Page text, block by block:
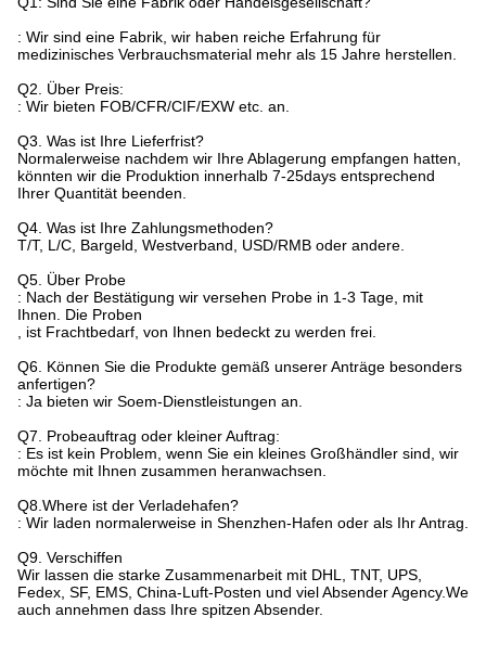
: Wir sind eine Fabrik, wir haben reiche Erfahrung für
medizinisches Verbrauchsmaterial mehr als 15 Jahre herstellen.
Q2. Über Preis:
: Wir bieten FOB/CFR/CIF/EXW etc. an.
Q3. Was ist Ihre Lieferfrist?
Normalerweise nachdem wir Ihre Ablagerung empfangen hatten,
könnten wir die Produktion innerhalb 7-25days entsprechend
Ihrer Quantität beenden.
Q4. Was ist Ihre Zahlungsmethoden?
T/T, L/C, Bargeld, Westverband, USD/RMB oder andere.
Q5. Über Probe
: Nach der Bestätigung wir versehen Probe in 1-3 Tage, mit
Ihnen. Die Proben
, ist Frachtbedarf, von Ihnen bedeckt zu werden frei.
Q6. Können Sie die Produkte gemäß unserer Anträge besonders
anfertigen?
: Ja bieten wir Soem-Dienstleistungen an.
Q7. Probeauftrag oder kleiner Auftrag:
: Es ist kein Problem, wenn Sie ein kleines Großhändler sind, wir
möchte mit Ihnen zusammen heranwachsen.
Q8.Where ist der Verladehafen?
: Wir laden normalerweise in Shenzhen-Hafen oder als Ihr Antrag.
Q9. Verschiffen
Wir lassen die starke Zusammenarbeit mit DHL, TNT, UPS,
Fedex, SF, EMS, China-Luft-Posten und viel Absender Agency.We
auch annehmen dass Ihre spitzen Absender.